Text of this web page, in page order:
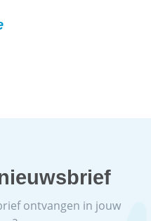
ontvangen in jouw